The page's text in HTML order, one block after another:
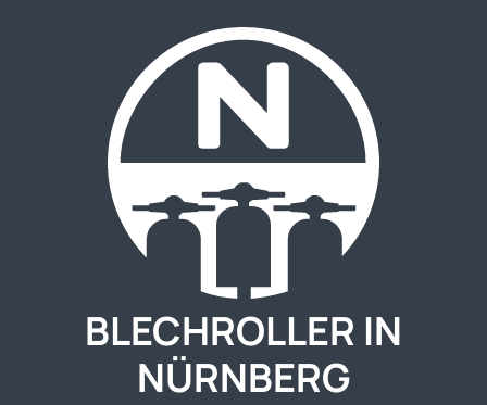
BLECHROLLER IN
NÜRNBERG